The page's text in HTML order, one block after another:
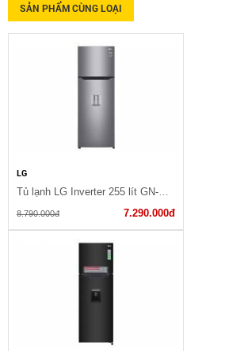
SẢN PHẨM CÙNG LOẠI
LG
8.790.000đ 7.290.000đ